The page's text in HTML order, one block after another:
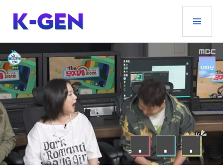
contenu
principal
K-GEN